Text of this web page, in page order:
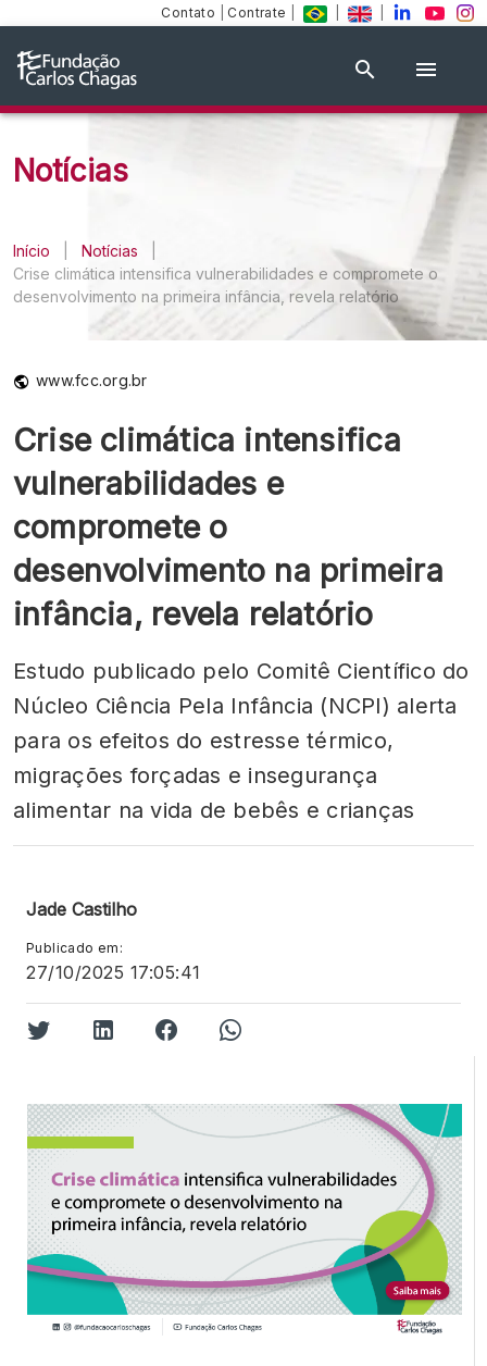
Contato Contrate
Notícias
Início Notícias
Crise climática intensifica vulnerabilidades e compromete o
desenvolvimento na primeira infância, revela relatório
www.fcc.org.br
Crise climática intensifica
vulnerabilidades e
compromete o
desenvolvimento na primeira
infância, revela relatório
Estudo publicado pelo Comitê Científico do
Núcleo Ciência Pela Infância (NCPI) alerta
para os efeitos do estresse térmico,
migrações forçadas e insegurança
alimentar na vida de bebês e crianças
Jade Castilho
Publicado em:
27/10/2025 17:05:41